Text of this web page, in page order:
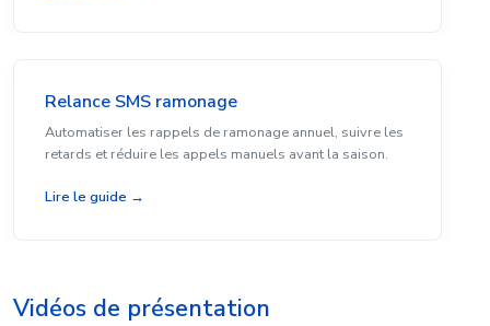
Relance SMS ramonage
Automatiser les rappels de ramonage annuel, suivre les
retards et réduire les appels manuels avant la saison.
Lire le guide →
Vidéos de présentation